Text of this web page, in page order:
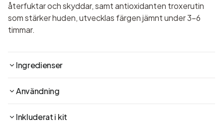
återfuktar och skyddar, samt antioxidanten troxerutin
som stärker huden, utvecklas färgen jämnt under 3–6
timmar.
Ingredienser
Användning
Inkluderat i kit